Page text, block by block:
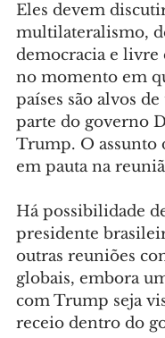
Eles devem
multilateralismo,
democracia e livre
no momento em
países são alvos
parte do governo
Trump. O assunto
em pauta na
Há possibilidade
presidente
outras reuniões
globais, embora
com Trump seja
receio dentro do